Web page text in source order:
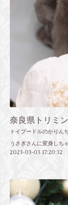
奈良県トリミ
トイプードルのかりん
うさぎさんに変身しち
2023-03-03 17:20:32